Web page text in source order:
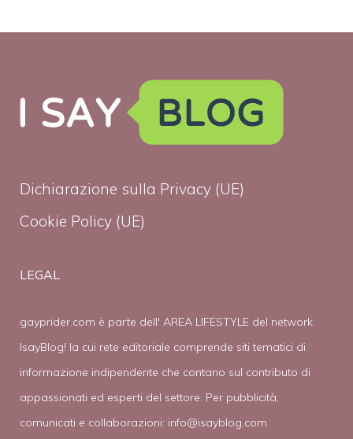
Dichiarazione sulla Privacy (UE)
Cookie Policy (UE)
LEGAL
gayprider.com è parte dell' AREA LIFESTYLE del network
IsayBlog! la cui rete editoriale comprende siti tematici di
informazione indipendente che contano sul contributo di
appassionati ed esperti del settore. Per pubblicità,
comunicati e collaborazioni: info@isayblog.com